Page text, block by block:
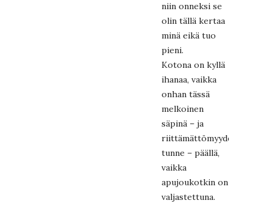
niin onneksi se
olin tällä kertaa
minä eikä tuo
pieni.
Kotona on kyllä
ihanaa, vaikka
onhan tässä
melkoinen
säpinä – ja
riittämättömyyden
tunne – päällä,
vaikka
apujoukotkin on
valjastettuna.